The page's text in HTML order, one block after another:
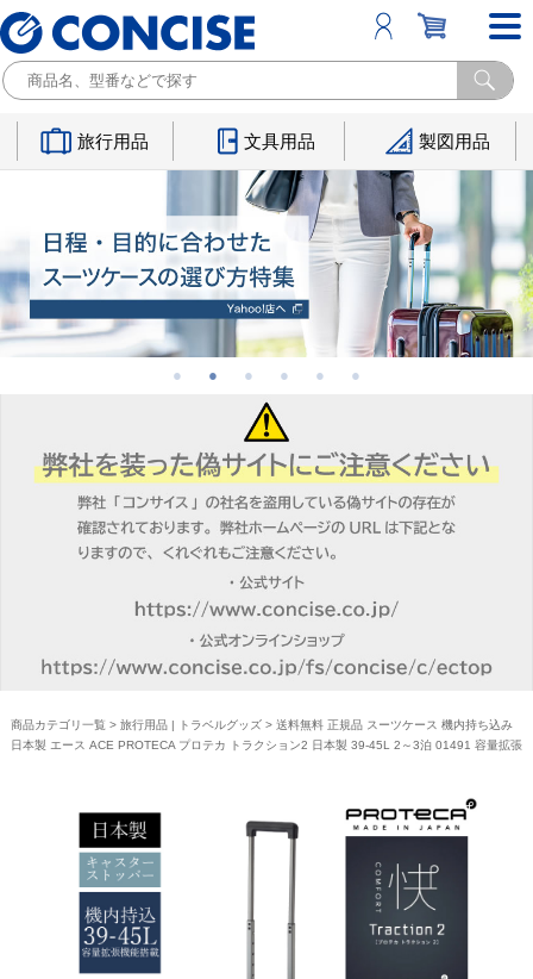
旅行用品 文具用品 製図用品
商品カテゴリ一覧 > 旅行用品 | トラベルグッズ> 送料無料 正規品 スーツケース 機内持ち込み
日本製 エース ACE PROTECA プロテカ トラクション2 日本製 39-45L 2～3泊 01491 容量拡張